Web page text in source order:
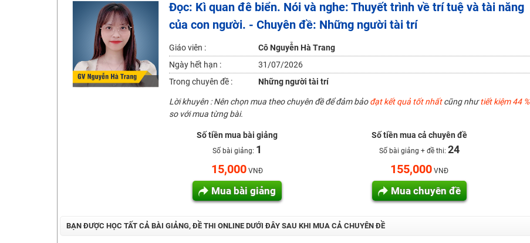
Hot! Lễ hội đồng giá 449K - 499K toàn bộ khoá học tại Tuyensinh247 (Từ 16-18/07/2025)
Khuyến Mãi Khoá Học 1K Chỉ Từ 11-13/09/2024
Đồng giá khóa học 499K - 399K (13/11-15/11)
Khai giảng các khóa lớp 9 Toán - Lý - Hóa - Văn - Anh năm 2018
Khai giảng khóa Ngữ văn 7 - xây nền vững chắc cho tương lai!
Luyện thi vào lớp 10 môn Toán, Văn, Hóa, Anh, Lý với giáo viên giỏi và nổi tiếng
Đọc: Kì quan đê biển. Nói và nghe: Thuyết trình về trí tuệ và tài năng
của con người. - Chuyên đề: Những người tài trí
Giáo viên :
Cô Nguyễn Hà Trang
Ngày hết hạn :
31/07/2026
Trong chuyên đề :
Những người tài trí
Lời khuyên : Nên chọn mua theo chuyên đề để đảm bảođạt kết quả tốt nhấtcũng nhưtiết kiệm 44 %
so với mua từng bài.
Số tiền mua bài giảng
Số bài giảng: 1
15,000VNĐ
Mua bài giảng
Số tiền mua cả chuyên đề
Số bài giảng + đề thi: 24
155,000 VNĐ
Mua chuyên đề
BẠN ĐƯỢC HỌC TẤT CẢ BÀI GIẢNG, ĐỀ THI ONLINE DƯỚI ĐÂY SAU KHI MUA CẢ CHUYÊN ĐỀ